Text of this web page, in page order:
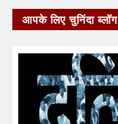
आपके लिए चुनिंदा ब्लॉग